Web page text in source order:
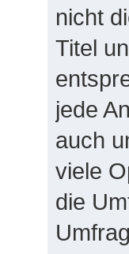
nicht
Titel
jede
auch
viele
die